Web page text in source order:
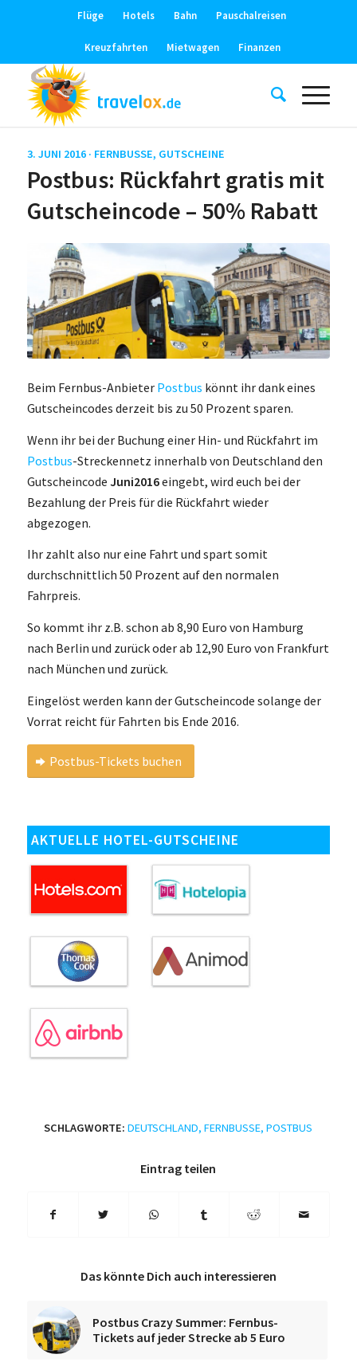
Flüge Hotels Bahn Pauschalreisen
Kreuzfahrten Mietwagen Finanzen
3. JUNI 2016 · FERNBUSSE, GUTSCHEINE
Postbus: Rückfahrt gratis mit
Gutscheincode – 50% Rabatt
Beim Fernbus-Anbieter Postbus könnt ihr dank eines
Gutscheincodes derzeit bis zu 50 Prozent sparen.
Wenn ihr bei der Buchung einer Hin- und Rückfahrt im
Postbus-Streckennetz innerhalb von Deutschland den
Gutscheincode Juni2016eingebt, wird euch bei der
Bezahlung der Preis für die Rückfahrt wieder
abgezogen.
Ihr zahlt also nur eine Fahrt und spart somit
durchschnittlich 50 Prozent auf den normalen
Fahrpreis.
So kommt ihr z.B. schon ab 8,90 Euro von Hamburg
nach Berlin und zurück oder ab 12,90 Euro von Frankfurt
nach München und zurück.
Eingelöst werden kann der Gutscheincode solange der
Vorrat reicht für Fahrten bis Ende 2016.
Postbus-Tickets buchen
AKTUELLE HOTEL-GUTSCHEINE
SCHLAGWORTE: DEUTSCHLAND,FERNBUSSE,POSTBUS
Eintrag teilen
Das könnte Dich auch interessieren
Postbus Crazy Summer: Fernbus-
Tickets auf jeder Strecke ab 5 Euro